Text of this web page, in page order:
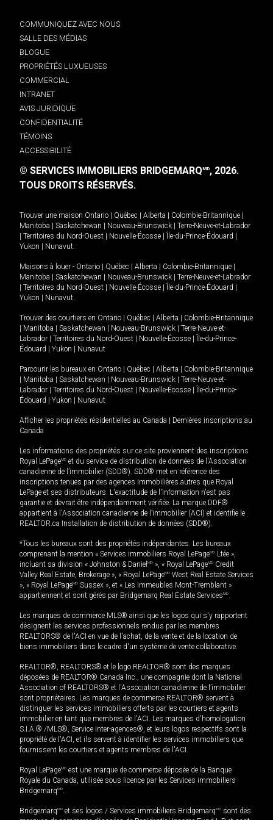
COMMUNIQUEZ AVEC NOUS
SALLE DES MÉDIAS
BLOGUE
PROPRIÉTÉS LUXUEUSES
COMMERCIAL
INTRANET
AVIS JURIDIQUE
CONFIDENTIALITÉ
TÉMOINS
ACCESSIBILITÉ
© SERVICES IMMOBILIERS BRIDGEMARQMD, 2026.
TOUS DROITS RÉSERVÉS.
Trouver une maison Ontario Québec Alberta Colombie-Britannique
Manitoba
Saskatchewan Nouveau-Brunswick
Terre-Neuve-et-Labrador
Territoires du Nord-Ouest Nouvelle-Écosse Île-du-Prince-Édouard
Yukon
Nunavut.
Maisons à louer - Ontario Québec Alberta Colombie-Britannique
Manitoba
Saskatchewan Nouveau-Brunswick
Terre-Neuve-et-Labrador
Territoires du Nord-Ouest Nouvelle-Écosse Île-du-Prince-Édouard
Yukon
Nunavut.
Trouver des courtiers en Ontario Québec Alberta
Colombie-Britannique
Manitoba Saskatchewan Nouveau-Brunswick
Terre-Neuve-et-
Labrador
Territoires du Nord-Ouest Nouvelle-Écosse
Île-du-Prince-
Édouard
Yukon Nunavut
Parcourir les bureaux en Ontario Québec Alberta
Colombie-Britannique
Manitoba Saskatchewan Nouveau-Brunswick
Terre-Neuve-et-
Labrador
Territoires du Nord-Ouest Nouvelle-Écosse
Île-du-Prince-
Édouard
Yukon Nunavut
Afficher les propriétés résidentielles au Canada
Dernières inscriptions au
Canada
Les informations des propriétés sur ce site proviennent des inscriptions
Royal LePageMD et du service de distribution de données de l'Association
canadienne de l’immobilier (SDD®). SDD® met en référence des
inscriptions tenues par des agences immobilières autres que Royal
LePage et ses distributeurs. L'exactitude de l'information n'est pas
garantie et devrait être indépendamment vérifiée. La marque DDF®
appartient à l'Association canadienne de l’immobilier (ACI) et identifie le
REALTOR.ca Installation de distribution de données (SDD®).
*Tous les bureaux sont des propriétés indépendantes. Les bureaux
comprenant la mention « Services immobiliers Royal LePageMD Ltée »,
incluant sa division « Johnston & Daniel MD », « Royal LePageMD Credit
Valley Real Estate, Brokerage », « Royal LePageMD West Real Estate Services
», « Royal LePageMD Sussex », et « Les immeubles Mont-Tremblant »
appartiennent et sont gérés par Bridgemarq Real Estate ServicesMD.
Les marques de commerce MLS® ainsi que les logos qui s'y rapportent
désignent les services professionnels rendus par les membres
REALTORS® de l'ACI en vue de l'achat, de la vente et de la location de
biens immobiliers dans le cadre d'un système de vente collaborative.
REALTOR®, REALTORS® et le logo REALTOR® sont des marques
déposées de REALTOR® Canada Inc., une compagnie dont la National
Association of REALTORS® et l'Association canadienne de l’immobilier
sont propriétaires. Les marques de commerce REALTOR® servent à
distinguer les services immobiliers offerts par les courtiers et agents
immobilier en tant que membres de l'ACI. Les marques d'homologation
S.I.A.® /MLS®, Service inter-agences®, et leurs logos respectifs sont la
propriété de l'ACI, et ils servent à identifier les services immobiliers que
fournissent les courtiers et agents membres de l'ACI.
Royal LePageMD est une marque de commerce déposée de la Banque
Royale du Canada, utilisée sous licence par les Services immobiliers
BridgemarqMD.
BridgemarqMD et ses logos / Services immobiliers BridgemarqMD sont des